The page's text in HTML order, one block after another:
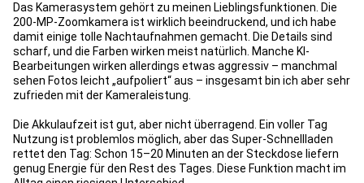
Das Kamerasystem gehört zu meinen Lieblingsfunktionen. Die
200-MP-Zoomkamera ist wirklich beeindruckend, und ich habe
damit einige tolle Nachtaufnahmen gemacht. Die Details sind
scharf, und die Farben wirken meist natürlich. Manche KI-
Bearbeitungen wirken allerdings etwas aggressiv – manchmal
sehen Fotos leicht „aufpoliert“ aus – insgesamt bin ich aber sehr
zufrieden mit der Kameraleistung.
Die Akkulaufzeit ist gut, aber nicht überragend. Ein voller Tag
Nutzung ist problemlos möglich, aber das Super-Schnellladen
rettet den Tag: Schon 15–20 Minuten an der Steckdose liefern
genug Energie für den Rest des Tages. Diese Funktion macht im